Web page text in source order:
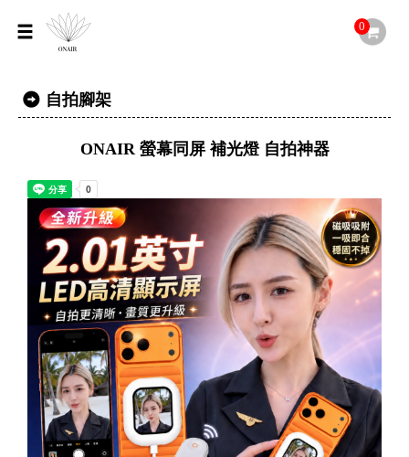
0
自拍腳架
ONAIR 螢幕同屏 補光燈 自拍神器